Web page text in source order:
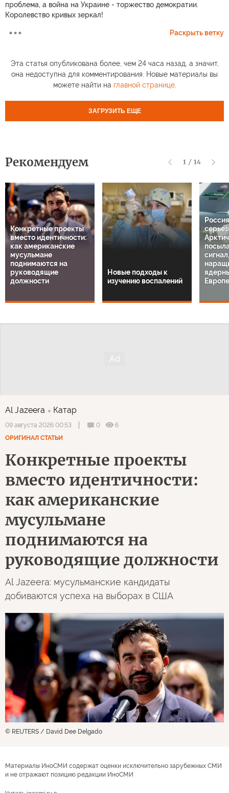
проблема, а война на Украине - торжество демократии.
Королевство кривых зеркал!
Раскрыть ветку
Эта статья опубликована более, чем 24 часа назад, а значит,
она недоступна для комментирования. Новые материалы вы
можете найти на главной странице.
ЗАГРУЗИТЬ ЕЩЕ
Рекомендуем 1 / 14
Конкретные проекты
вместо идентичности:
как американские
мусульмане
поднимаются на
руководящие
должности
Новые подходы к
изучению воспалений
Европе
Al Jazeera Катар
09 августа 2026 00:53 0
6
ОРИГИНАЛ СТАТЬИ
Конкретные проекты
вместо идентичности:
как американские
мусульмане
поднимаются на
руководящие должности
Al Jazeera: мусульманские кандидаты
добиваются успеха на выборах в США
© REUTERS / David Dee Delgado
Материалы ИноСМИ содержат оценки исключительно зарубежных СМИ
и не отражают позицию редакции ИноСМИ